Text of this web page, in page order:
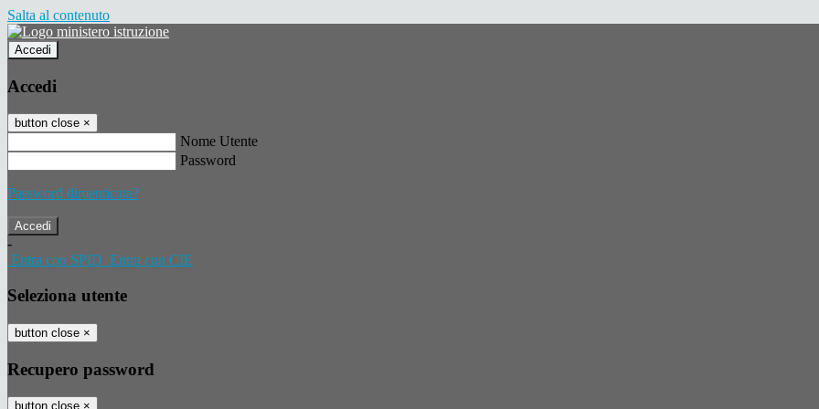
Salta al contenuto
Accedi
Accedi
button close ×
Nome Utente
Password
Password dimenticata?
-
Entra con SPID Entra con CIE
Seleziona utente
button close ×
Recupero password
button close ×